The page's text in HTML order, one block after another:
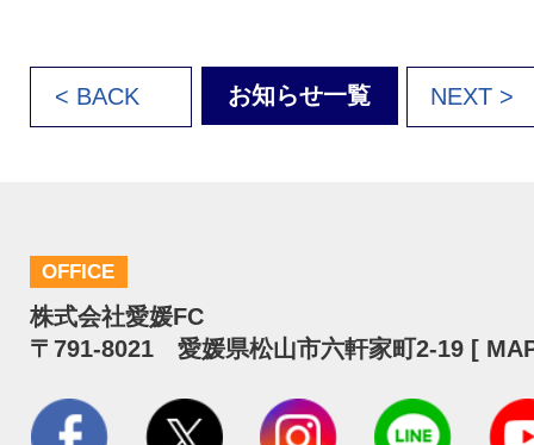
< BACK お知らせ一覧 NEXT >
OFFICE
株式会社愛媛FC
〒791-8021 愛媛県松山市六軒家町2-19 [